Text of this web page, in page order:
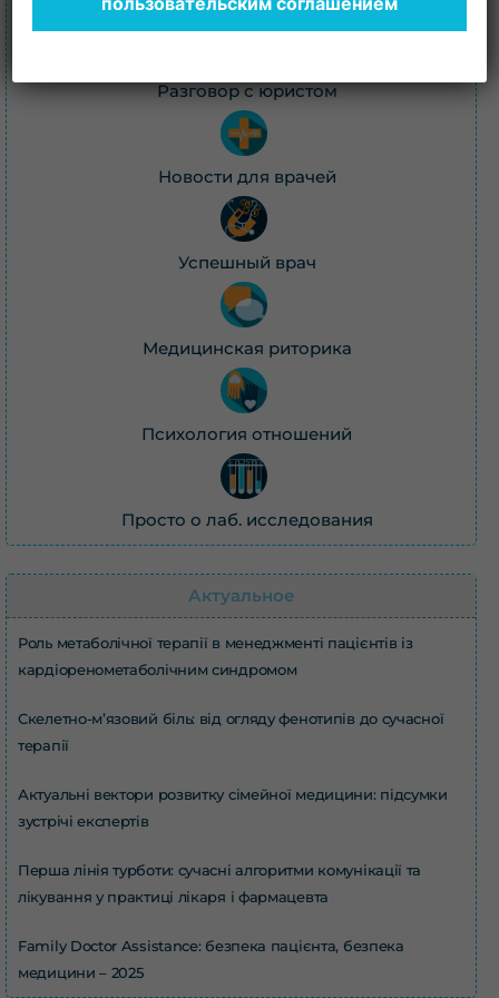
Откровенный разговор с Юрием Чертковым
Разговор с юристом
Новости для врачей
Успешный врач
Медицинская риторика
Психология отношений
Просто о лаб. исследования
Актуальное
Роль метаболічної терапії в менеджменті пацієнтів із
кардіоренометаболічним синдромом
Скелетно-м’язовий біль: від огляду фенотипів до сучасної
терапії
Актуальні вектори розвитку сімейної медицини: підсумки
зустрічі експертів
Перша лінія турботи: сучасні алгоритми комунікації та
лікування у практиці лікаря і фармацевта
Family Doctor Assistance: безпека пацієнта, безпека
медицини – 2025